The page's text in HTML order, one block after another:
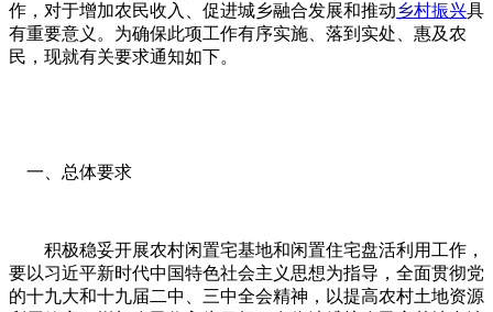
生态宜居
读懂乡村
地方法规
惠农政策
艺术团介绍
艺术团曲目
演出风采
证书查询
作，对于增加农民收入、促进城乡融合发展和推动乡村振兴具
有重要意义。为确保此项工作有序实施、落到实处、惠及农
民，现就有关要求通知如下。
一、总体要求
积极稳妥开展农村闲置宅基地和闲置住宅盘活利用工作，
要以习近平新时代中国特色社会主义思想为指导，全面贯彻党
的十九大和十九届二中、三中全会精神，以提高农村土地资源